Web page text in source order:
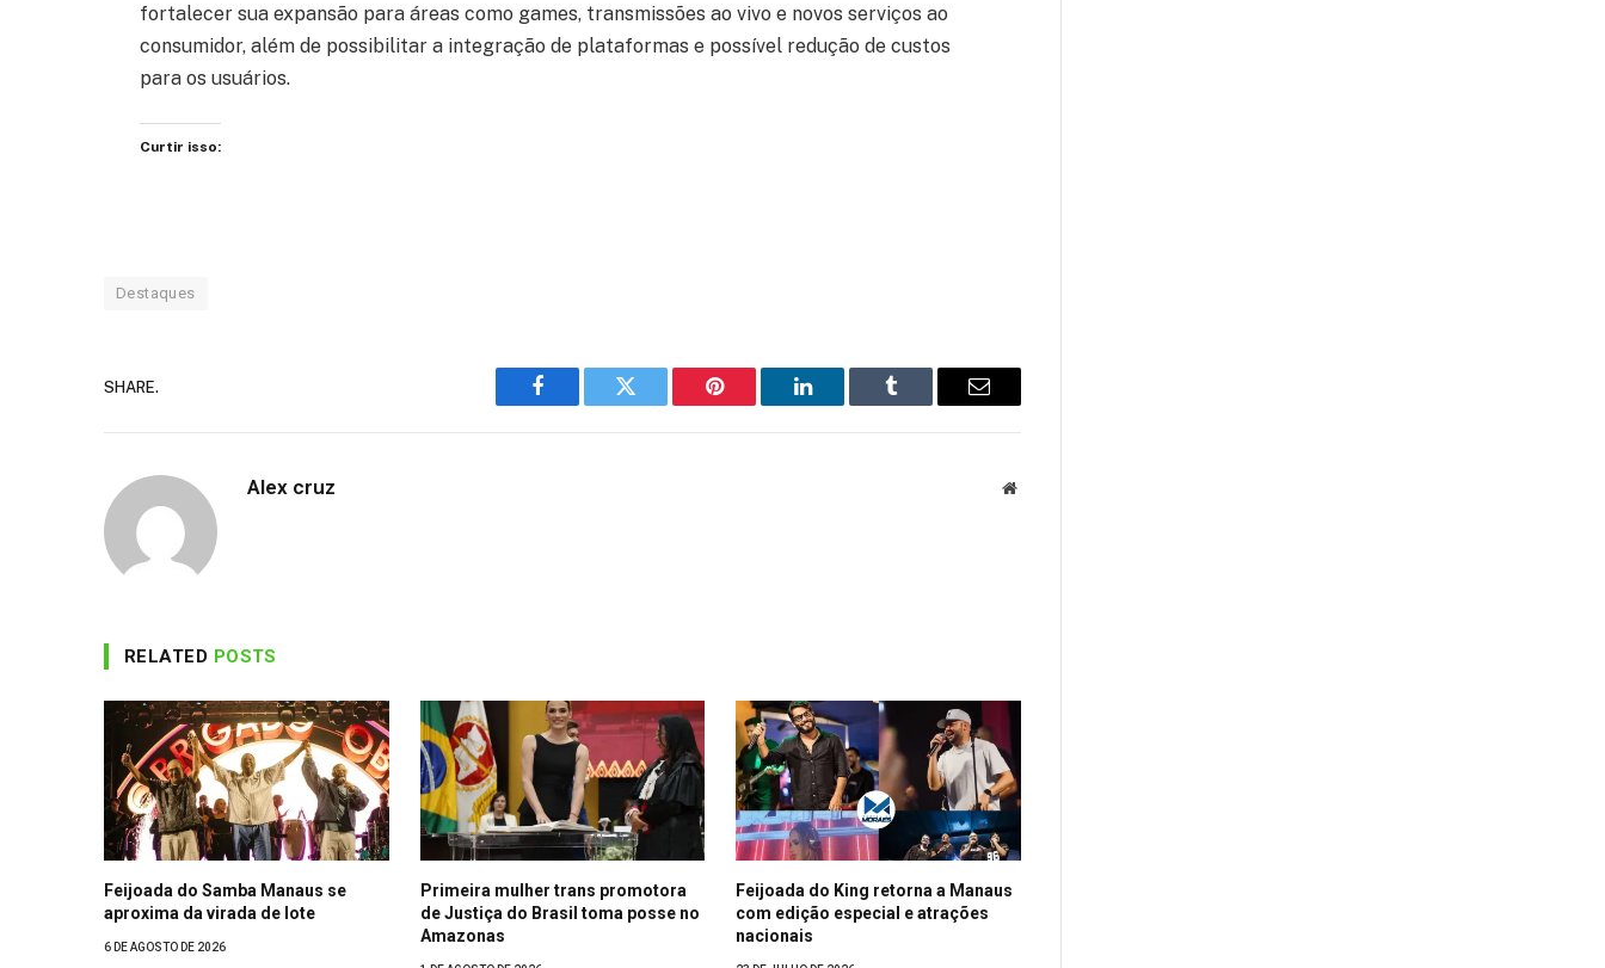
fortalecer sua expansão para áreas como games, transmissões ao vivo e novos serviços ao
consumidor, além de possibilitar a integração de plataformas e possível redução de custos
para os usuários.
Curtir isso:
Destaques
SHARE.
Facebook Twitter Pinterest LinkedIn Tumblr Email
Alex cruz Website
RELATED POSTS
Feijoada do Samba Manaus se
aproxima da virada de lote
6 DE AGOSTO DE 2026
Primeira mulher trans promotora
de Justiça do Brasil toma posse no
Amazonas
Feijoada do King retorna a Manaus
com edição especial e atrações
nacionais